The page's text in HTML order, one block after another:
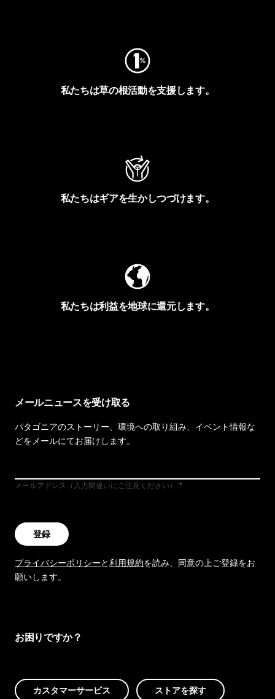
私たちは草の根活動を支援します。
私たちはギアを生かしつづけます。
私たちは利益を地球に還元します。
メールニュースを受け取る
パタゴニアのストーリー、環境への取り組み、イベント情報な
どをメールにてお届けします。
メールアドレス（入力間違いにご注意ください）
登録
プライバシーポリシーと利用規約を読み、同意の上ご登録をお
願いします。
お困りですか？
カスタマーサービス ストアを探す